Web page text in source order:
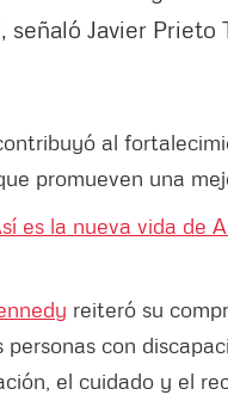
señaló Javier
al
promueven una
es la nueva vida de
reiteró su
con
el cuidado y el